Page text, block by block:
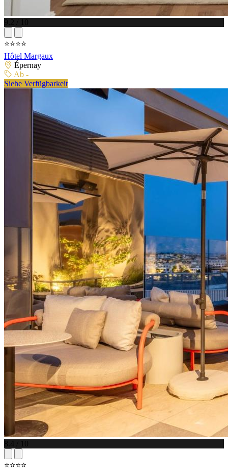
9.2 / 10
⭐⭐⭐⭐
Hôtel Margaux
Épernay
Ab -
Siehe Verfügbarkeit
8.4 / 10
⭐⭐⭐⭐